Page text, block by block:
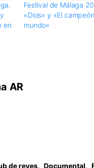
en
Festival de Málaga
«Dios» y «El
mundo»
AR
de reyes, Documental,